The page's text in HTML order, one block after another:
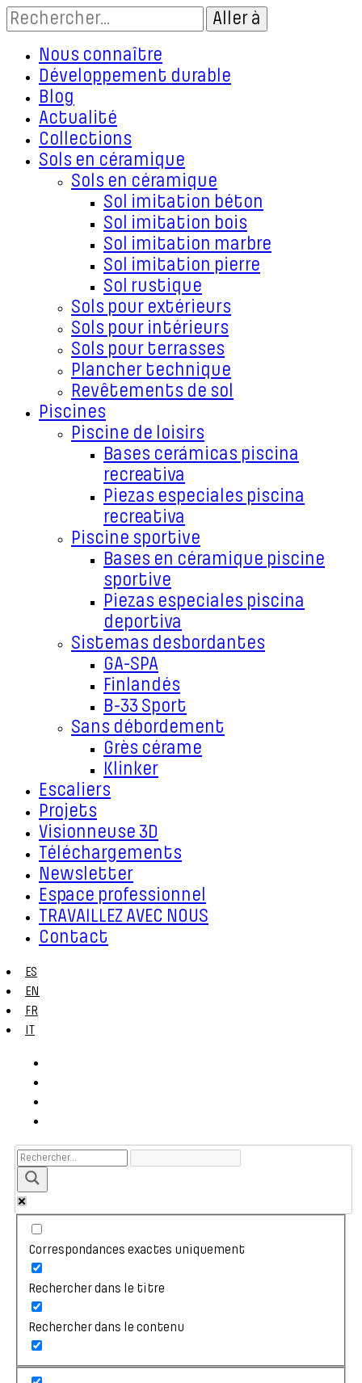
Nous connaître
Développement durable
Blog
Actualité
Collections
Sols en céramique
Sols en céramique
Sol imitation béton
Sol imitation bois
Sol imitation marbre
Sol imitation pierre
Sol rustique
Sols pour extérieurs
Sols pour intérieurs
Sols pour terrasses
Plancher technique
Revêtements de sol
Piscines
Piscine de loisirs
Bases cerámicas piscina
recreativa
Piezas especiales piscina
recreativa
Piscine sportive
Bases en céramique piscine
sportive
Piezas especiales piscina
deportiva
Sistemas desbordantes
GA-SPA
Finlandés
B-33 Sport
Sans débordement
Grès cérame
Klinker
Escaliers
Projets
Visionneuse 3D
Téléchargements
Newsletter
Espace professionnel
TRAVAILLEZ AVEC NOUS
Contact
ES
EN
FR
IT
Correspondances exactes uniquement
Rechercher dans le titre
Rechercher dans le contenu